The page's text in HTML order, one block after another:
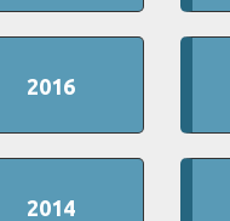
2016
2014